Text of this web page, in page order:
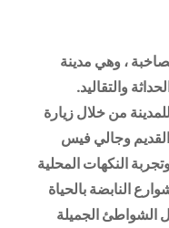
، وهي مدينة
والتقاليد.
من خلال زيارة
القديم وجالي فيس
النكهات المحلية
النابضة بالحياة
الشواطئ الجميلة